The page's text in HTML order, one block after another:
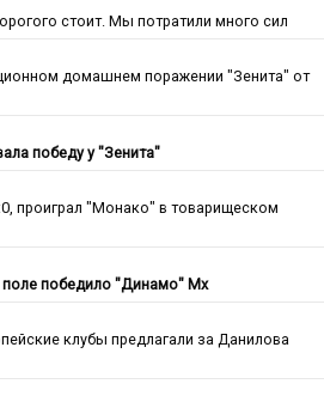
стоит. Мы потратили много сил
домашнем поражении "Зенита" от
победу у "Зенита"
проиграл "Монако" в товарищеском
победило "Динамо" Мх
клубы предлагали за Данилова